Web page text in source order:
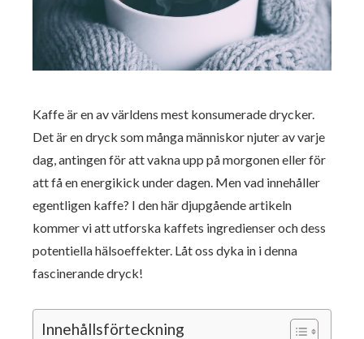
Kaffe är en av världens mest konsumerade drycker.
Det är en dryck som många människor njuter av varje
dag, antingen för att vakna upp på morgonen eller för
att få en energikick under dagen. Men vad innehåller
egentligen kaffe? I den här djupgående artikeln
kommer vi att utforska kaffets ingredienser och dess
potentiella hälsoeffekter. Låt oss dyka in i denna
fascinerande dryck!
Innehållsförteckning